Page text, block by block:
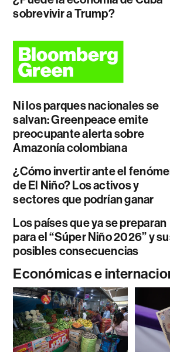
sobrevivir a Trump?
Ni los parques nacionales se
salvan: Greenpeace emite
preocupante alerta sobre
Amazonía colombiana
¿Cómo invertir ante el
de El Niño? Los activos y
sectores que podrían ganar
Los países que ya se preparan
para el “Súper Niño 2026” y
posibles consecuencias
Económicas e